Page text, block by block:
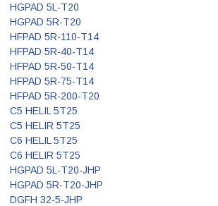
HGPAD 5L-T20
HGPAD 5R-T20
HFPAD 5R-110-T14
HFPAD 5R-40-T14
HFPAD 5R-50-T14
HFPAD 5R-75-T14
HFPAD 5R-200-T20
C5 HELIL 5T25
C5 HELIR 5T25
C6 HELIL 5T25
C6 HELIR 5T25
HGPAD 5L-T20-JHP
HGPAD 5R-T20-JHP
DGFH 32-5-JHP